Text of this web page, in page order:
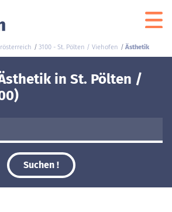
3100 - St. Pölten / Viehofen Ästhetik
in St. Pölten /
Suchen !